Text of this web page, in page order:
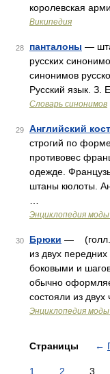
королевская
Википедия
28 панталоны —
русских
синонимов
Русский язык. З.
Словарь синонимов
29 Английский
строгий по
противовес
одежде.
штаны кюлоты.
Энциклопедия
30 Брюки — (голл.
из двух
боковыми и
обычно
состояли из двух
Энциклопедия
Страницы ←
1 2 3